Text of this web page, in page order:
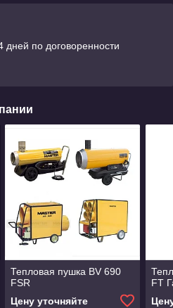
дней по договоренности
Тепловая пушка BV 690
FSR
Цену уточняйте
FT